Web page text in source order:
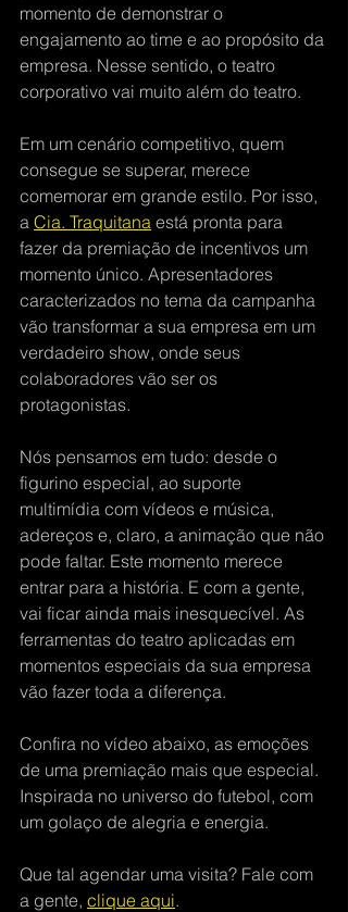
momento de demonstrar o
engajamento ao time e ao propósito da
empresa. Nesse sentido, o teatro
corporativo vai muito além do teatro.
Em um cenário competitivo, quem
consegue se superar, merece
comemorar em grande estilo. Por isso,
a Cia. Traquitana está pronta para
fazer da premiação de incentivos um
momento único. Apresentadores
caracterizados no tema da campanha
vão transformar a sua empresa em um
verdadeiro show, onde seus
colaboradores vão ser os
protagonistas.
Nós pensamos em tudo: desde o
figurino especial, ao suporte
multimídia com vídeos e música,
adereços e, claro, a animação que não
pode faltar. Este momento merece
entrar para a história. E com a gente,
vai ficar ainda mais inesquecível. As
ferramentas do teatro aplicadas em
momentos especiais da sua empresa
vão fazer toda a diferença.
Confira no vídeo abaixo, as emoções
de uma premiação mais que especial.
Inspirada no universo do futebol, com
um golaço de alegria e energia.
Que tal agendar uma visita? Fale com
a gente, clique aqui.